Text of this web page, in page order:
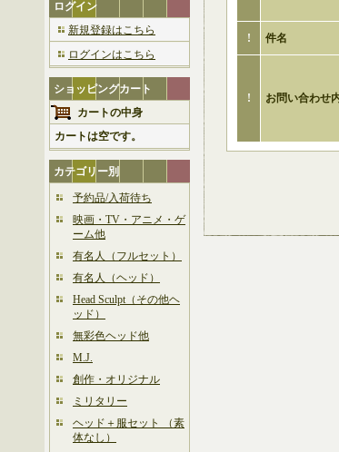
ログイン
新規登録はこちら
ログインはこちら
ショッピングカート
カートの中身
カートは空です。
カテゴリー別
予約品/入荷待ち
映画・TV・アニメ・ゲ
ーム他
有名人（フルセット）
有名人（ヘッド）
Head Sculpt（その他ヘ
ッド）
無彩色ヘッド他
M.J.
創作・オリジナル
ミリタリー
ヘッド＋服セット （素
体なし）
! 件名
! お問い合わせ